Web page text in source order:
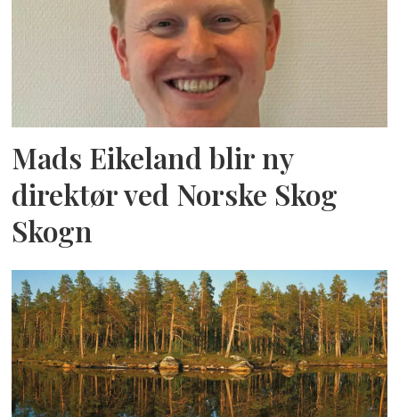
Mads Eikeland blir ny
direktør ved Norske Skog
Skogn